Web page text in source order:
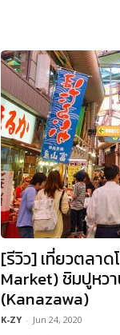
[รีวิว] เที่ยวตลาด
Market) ชิมปูหว
(Kanazawa)
K-ZY - Jun 24, 2020